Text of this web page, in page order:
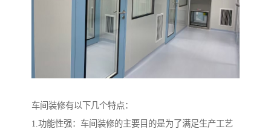
车间装修有以下几个特点：
1.功能性强：车间装修的主要目的是为了满足生产工艺